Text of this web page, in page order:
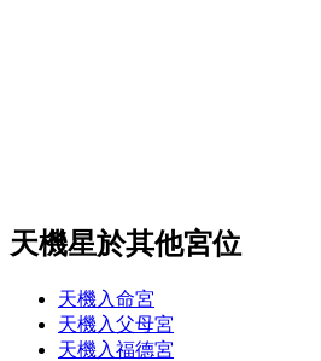
天機星於其他宮位
天機入命宮
天機入父母宮
天機入福德宮